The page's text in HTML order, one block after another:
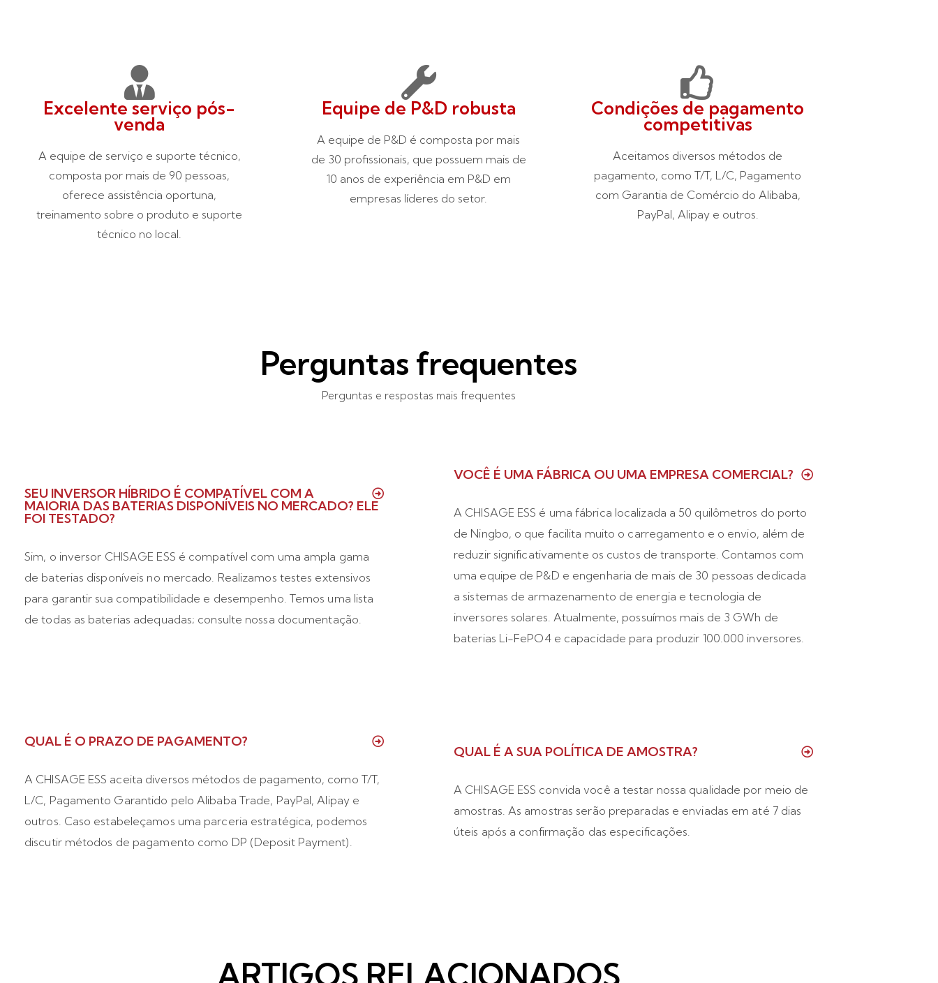
Excelente serviço pós-
venda
A equipe de serviço e suporte técnico,
composta por mais de 90 pessoas,
oferece assistência oportuna,
treinamento sobre o produto e suporte
técnico no local.
Equipe de P&D robusta
A equipe de P&D é composta por mais
de 30 profissionais, que possuem mais de
10 anos de experiência em P&D em
empresas líderes do setor.
Condições de pagamento
competitivas
Aceitamos diversos métodos de
pagamento, como T/T, L/C, Pagamento
com Garantia de Comércio do Alibaba,
PayPal, Alipay e outros.
Perguntas frequentes
Perguntas e respostas mais frequentes
SEU INVERSOR HÍBRIDO É COMPATÍVEL COM A
MAIORIA DAS BATERIAS DISPONÍVEIS NO MERCADO? ELE
FOI TESTADO?
Sim, o inversor CHISAGE ESS é compatível com uma ampla gama
de baterias disponíveis no mercado. Realizamos testes extensivos
para garantir sua compatibilidade e desempenho. Temos uma lista
de todas as baterias adequadas; consulte nossa documentação.
VOCÊ É UMA FÁBRICA OU UMA EMPRESA COMERCIAL?
A CHISAGE ESS é uma fábrica localizada a 50 quilômetros do porto
de Ningbo, o que facilita muito o carregamento e o envio, além de
reduzir significativamente os custos de transporte. Contamos com
uma equipe de P&D e engenharia de mais de 30 pessoas dedicada
a sistemas de armazenamento de energia e tecnologia de
inversores solares. Atualmente, possuímos mais de 3 GWh de
baterias Li-FePO4 e capacidade para produzir 100.000 inversores.
QUAL É O PRAZO DE PAGAMENTO?
A CHISAGE ESS aceita diversos métodos de pagamento, como T/T,
L/C, Pagamento Garantido pelo Alibaba Trade, PayPal, Alipay e
outros. Caso estabeleçamos uma parceria estratégica, podemos
discutir métodos de pagamento como DP (Deposit Payment).
QUAL É A SUA POLÍTICA DE AMOSTRA?
A CHISAGE ESS convida você a testar nossa qualidade por meio de
amostras. As amostras serão preparadas e enviadas em até 7 dias
úteis após a confirmação das especificações.
ARTIGOS RELACIONADOS